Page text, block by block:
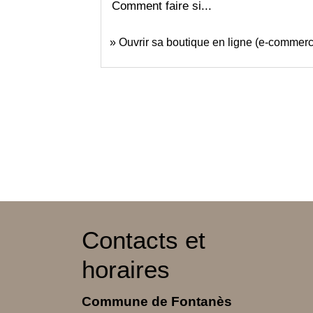
Comment faire si...
Ouvrir sa boutique en ligne (e-
Contacts et
horaires
Commune de Fontanès